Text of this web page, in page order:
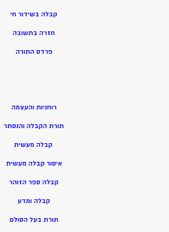
קבלה בשידור חי
חזרה בתשובה
פרדס התורה
רוחניות והעצמה
תורת הקבלה והנסתר
קבלה מעשית
איסור קבלה מעשית
קבלה ספר הזוהר
קבלה ומדע
תורת בעל הסולם